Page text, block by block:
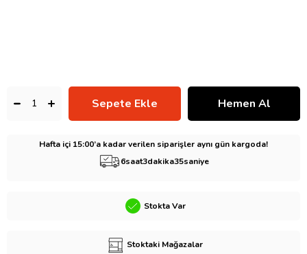
Hafta içi 15:00’a kadar verilen siparişler aynı gün kargoda!
6saat3dakika34saniye
Stokta Var
Stoktaki Mağazalar